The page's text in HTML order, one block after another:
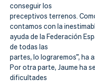
conseguir los
preceptivos terrenos.
contamos con la
ayuda de la Federación
de todas las
partes, lo lograremos”, ha
Por otra parte, Jaume ha
dificultades